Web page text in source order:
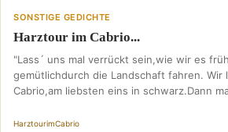
SONSTIGE GEDICHTE
Harztour im Cabrio...
"Lass´ uns mal verrückt sein,wie wir es
gemütlichdurch die Landschaft fahren. Wir
Cabrio,am liebsten eins in schwarz.Dann
HarztourimCabrio